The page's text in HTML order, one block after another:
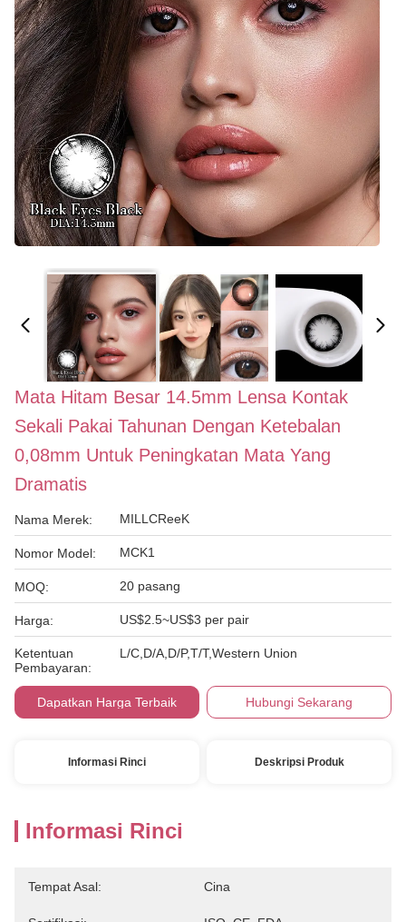
Mata Hitam Besar 14.5mm Lensa Kontak
Sekali Pakai Tahunan Dengan Ketebalan
0,08mm Untuk Peningkatan Mata Yang
Dramatis
Nama Merek: MILLCReeK
Nomor Model: MCK1
MOQ: 20 pasang
Harga: US$2.5~US$3 per pair
Ketentuan
Pembayaran:
L/C,D/A,D/P,T/T,Western Union
Dapatkan Harga Terbaik Hubungi Sekarang
Informasi Rinci Deskripsi Produk
Informasi Rinci
Tempat Asal: Cina